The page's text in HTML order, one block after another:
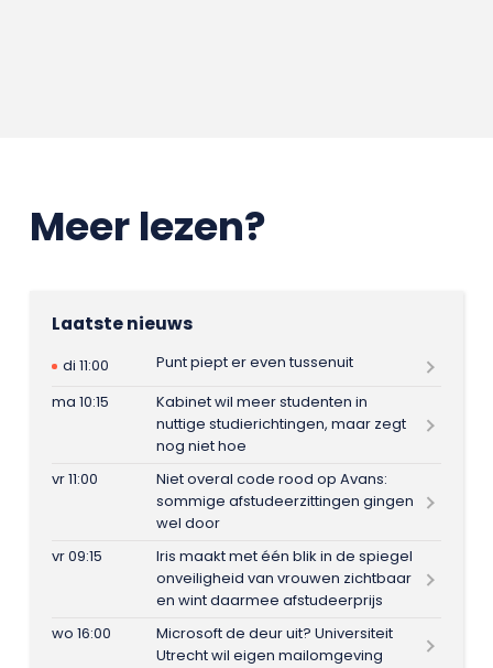
Meer lezen?
Laatste nieuws
di 11:00
Punt piept er even tussenuit
ma 10:15
Kabinet wil meer studenten in
nuttige studierichtingen, maar zegt
nog niet hoe
vr 11:00
Niet overal code rood op Avans:
sommige afstudeerzittingen gingen
wel door
vr 09:15
Iris maakt met één blik in de spiegel
onveiligheid van vrouwen zichtbaar
en wint daarmee afstudeerprijs
wo 16:00
Microsoft de deur uit? Universiteit
Utrecht wil eigen mailomgeving